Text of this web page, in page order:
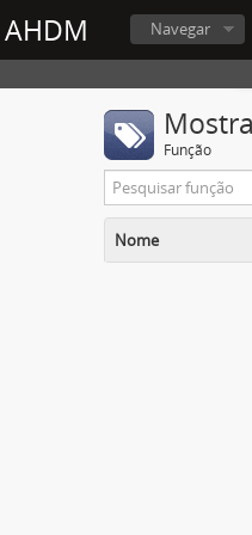
AHDM Navegar
Função
Nome